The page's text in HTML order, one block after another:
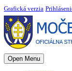
Grafická verzia
Open Menu